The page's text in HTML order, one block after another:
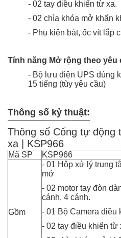
- 02 tay điều khiển từ xa.
- 02 chìa khóa mở khẩn
- Phụ kiện bát, ốc vít lắp
Tính năng Mở rộng theo yêu
- Bộ lưu điện UPS dùng
15 tiếng (tùy yêu cầu)
Thông số kỷ thuật:
Thông số Cổng tự động
xa | KSP966
Mã SP KSP966
Gồm
- 01 Hộp xử lý trung
mở
- 02 motor tay đòn
cánh, 4 cánh.
- 01 Bộ Camera điều
- 02 tay điều khiển từ